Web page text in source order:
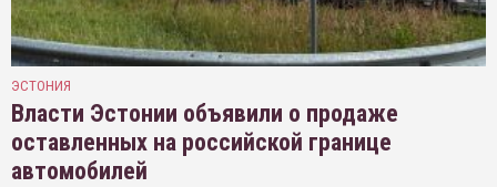
ЭСТОНИЯ
Власти Эстонии объявили о продаже
оставленных на российской границе
автомобилей